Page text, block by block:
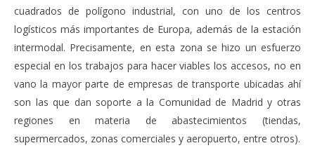
cuadrados de polígono industrial, con uno de los centros
logísticos más importantes de Europa, además de la estación
intermodal. Precisamente, en esta zona se hizo un esfuerzo
especial en los trabajos para hacer viables los accesos, no en
vano la mayor parte de empresas de transporte ubicadas ahí
son las que dan soporte a la Comunidad de Madrid y otras
regiones en materia de abastecimientos (tiendas,
supermercados, zonas comerciales y aeropuerto, entre otros).